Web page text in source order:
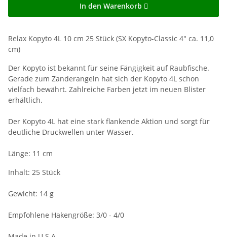
In den Warenkorb
Relax Kopyto 4L 10 cm 25 Stück (SX Kopyto-Classic 4" ca. 11,0
cm)
Der Kopyto ist bekannt für seine Fängigkeit auf Raubfische.
Gerade zum Zanderangeln hat sich der Kopyto 4L schon
vielfach bewährt. Zahlreiche Farben jetzt im neuen Blister
erhältlich.
Der Kopyto 4L hat eine stark flankende Aktion und sorgt für
deutliche Druckwellen unter Wasser.
Länge: 11 cm
Inhalt: 25 Stück
Gewicht: 14 g
Empfohlene Hakengröße: 3/0 - 4/0